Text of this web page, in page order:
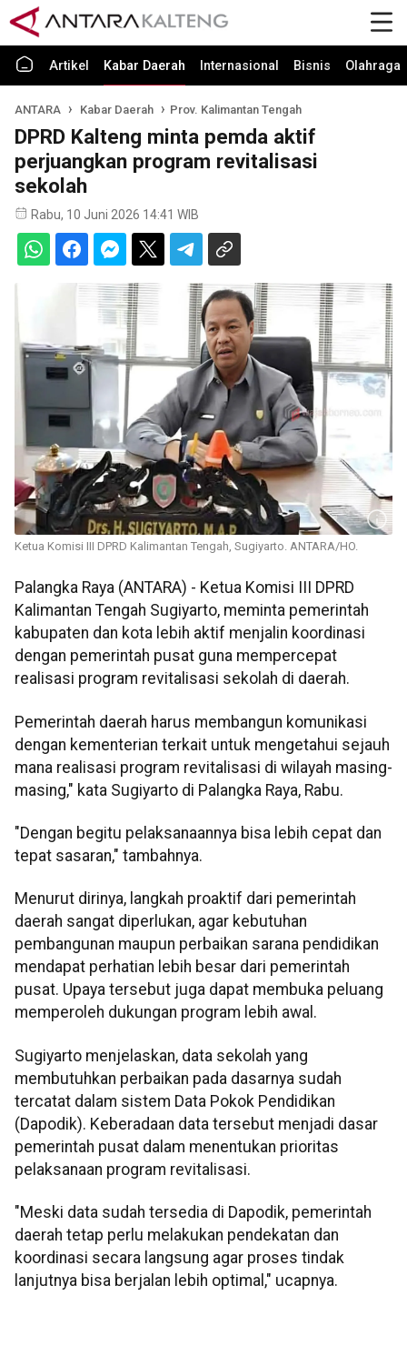
Artikel Kabar Daerah Internasional Bisnis Olahraga
ANTARA Kabar Daerah Prov. Kalimantan Tengah
DPRD Kalteng minta pemda aktif
perjuangkan program revitalisasi
sekolah
Rabu, 10 Juni 2026 14:41 WIB
Ketua Komisi III DPRD Kalimantan Tengah, Sugiyarto. ANTARA/HO.
Palangka Raya (ANTARA) - Ketua Komisi III DPRD
Kalimantan Tengah Sugiyarto, meminta pemerintah
kabupaten dan kota lebih aktif menjalin koordinasi
dengan pemerintah pusat guna mempercepat
realisasi program revitalisasi sekolah di daerah.
Pemerintah daerah harus membangun komunikasi
dengan kementerian terkait untuk mengetahui sejauh
mana realisasi program revitalisasi di wilayah masing-
masing," kata Sugiyarto di Palangka Raya, Rabu.
"Dengan begitu pelaksanaannya bisa lebih cepat dan
tepat sasaran," tambahnya.
Menurut dirinya, langkah proaktif dari pemerintah
daerah sangat diperlukan, agar kebutuhan
pembangunan maupun perbaikan sarana pendidikan
mendapat perhatian lebih besar dari pemerintah
pusat. Upaya tersebut juga dapat membuka peluang
memperoleh dukungan program lebih awal.
Sugiyarto menjelaskan, data sekolah yang
membutuhkan perbaikan pada dasarnya sudah
tercatat dalam sistem Data Pokok Pendidikan
(Dapodik). Keberadaan data tersebut menjadi dasar
pemerintah pusat dalam menentukan prioritas
pelaksanaan program revitalisasi.
"Meski data sudah tersedia di Dapodik, pemerintah
daerah tetap perlu melakukan pendekatan dan
koordinasi secara langsung agar proses tindak
lanjutnya bisa berjalan lebih optimal," ucapnya.